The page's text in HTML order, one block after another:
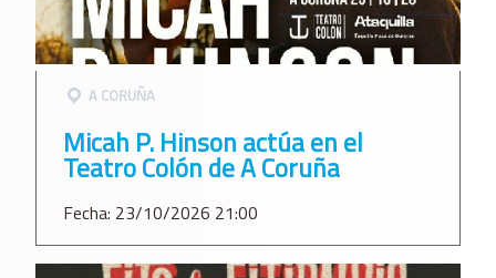
A CORUÑA
Micah P. Hinson actúa en el
Teatro Colón de A Coruña
Fecha: 23/10/2026 21:00